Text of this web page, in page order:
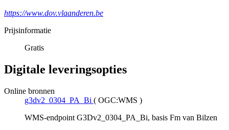
https://www.dov.vlaanderen.be
Prijsinformatie
Gratis
Digitale leveringsopties
Online bronnen
g3dv2_0304_PA_Bi ( OGC:WMS )
WMS-endpoint G3Dv2_0304_PA_Bi, basis Fm van Bilzen